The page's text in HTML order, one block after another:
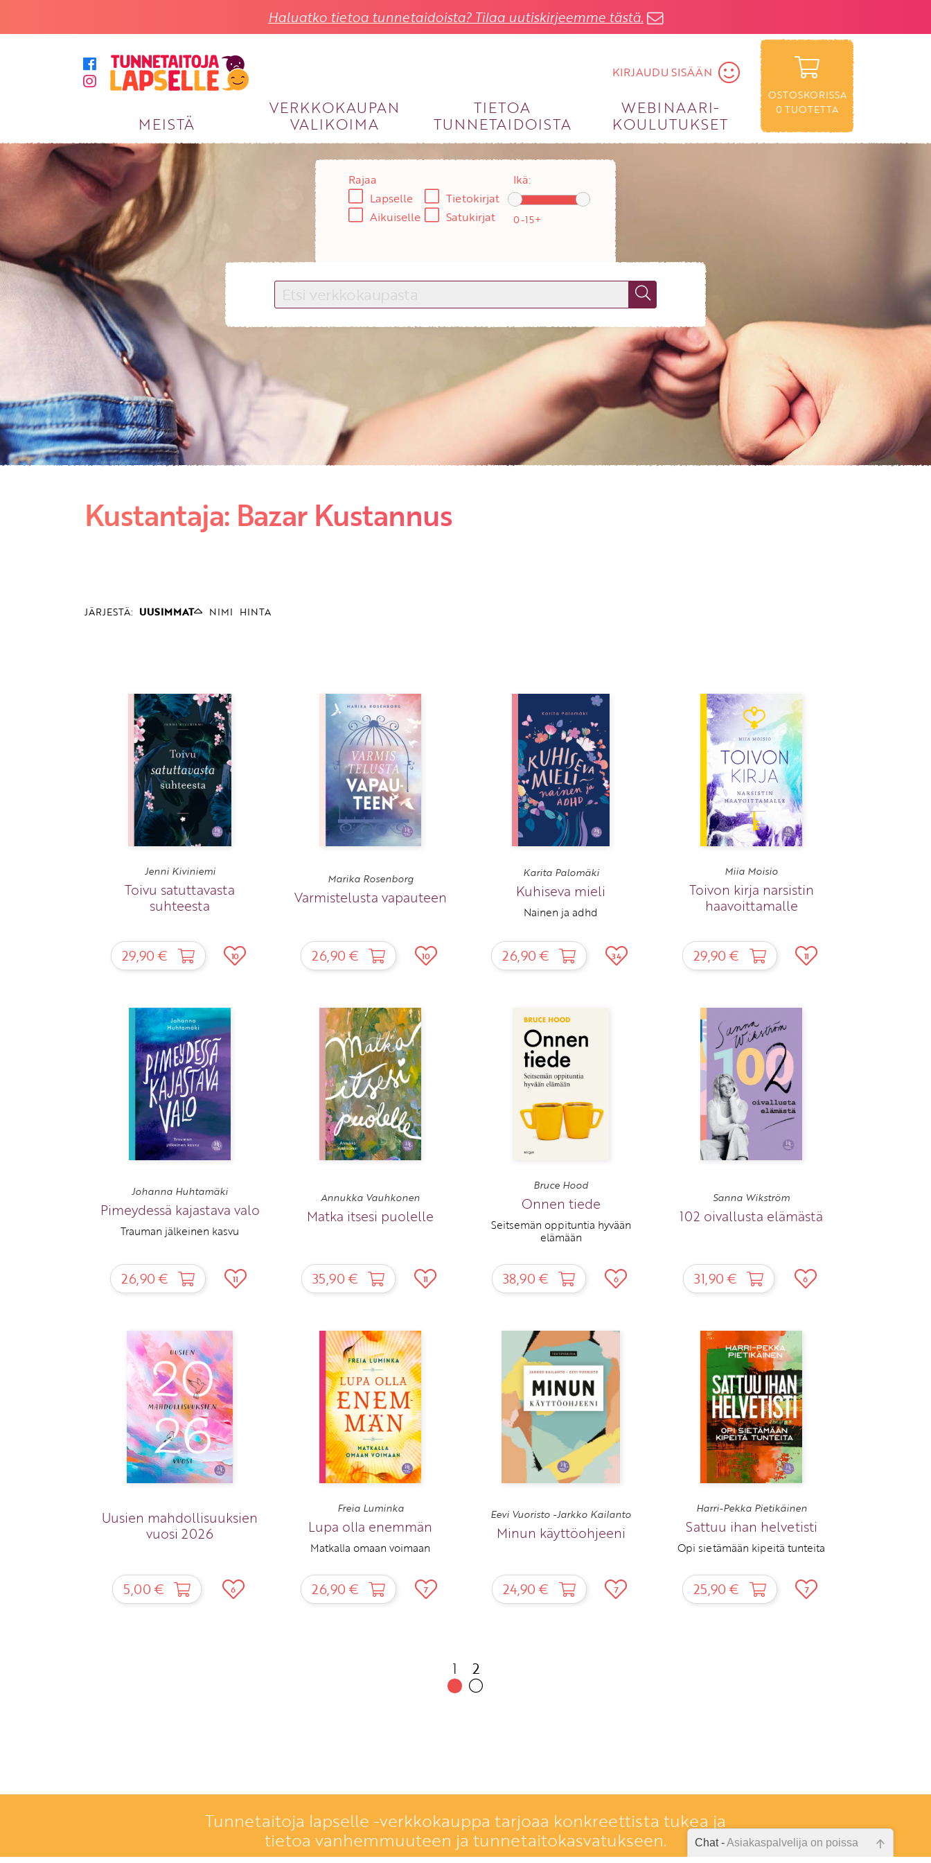
Haluatko tietoa tunnetaidoista? Tilaa uutiskirjeemme tästä.
KIRJAUDU SISÄÄN
MEISTÄ
VERKKOKAUPAN
VALIKOIMA
TIETOA
TUNNETAIDOISTA
WEBINAARI­
KOULUTUKSET
OSTOSKORISSA
0TUOTETTA
KIRJAUDU SISÄÄN
Käyttäjätunnus
Salasana
Etkö ole vielä asiakkaamme?
Luo asiakastili tästä!
Rajaa
Lapselle
Aikuiselle
Tietokirjat
Satukirjat
Ikä:
Kustantaja: Bazar Kustannus
JÄRJESTÄ: UUSIMMAT NIMI HINTA
Jenni Kiviniemi
Toivu satuttavasta
suhteesta
29,90 € 10
Marika Rosenborg
Varmistelusta vapauteen
26,90 € 10
Karita Palomäki
Kuhiseva mieli
Nainen ja adhd
26,90 € 34
Miia Moisio
Toivon kirja narsistin
haavoittamalle
29,90 € 11
Johanna Huhtamäki
Pimeydessä kajastava valo
Trauman jälkeinen kasvu
26,90 € 11
Annukka Vauhkonen
Matka itsesi puolelle
35,90 € 11
Bruce Hood
Onnen tiede
Seitsemän oppituntia hyvään
elämään
38,90 € 6
Sanna Wikström
102 oivallusta elämästä
31,90 € 6
Uusien mahdollisuuksien
vuosi 2026
5,00 € 6
Freia Luminka
Lupa olla enemmän
Matkalla omaan voimaan
26,90 € 7
Eevi Vuoristo -Jarkko Kailanto
Minun käyttöohjeeni
24,90 € 7
Harri-Pekka Pietikäinen
Sattuu ihan helvetisti
Opi sietämään kipeitä tunteita
25,90 € 7
1 2
Tunnetaitoja lapselle -verkkokauppa tarjoaa konkreettista tukea ja
tietoa vanhemmuuteen ja tunnetaitokasvatukseen.
Chat -Asiakaspalvelija on poissa